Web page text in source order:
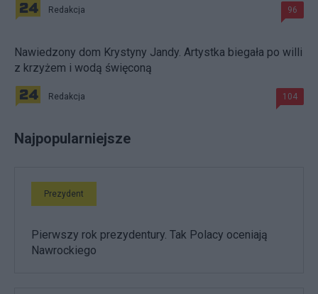
Redakcja 96
Nawiedzony dom Krystyny Jandy. Artystka biegała po willi
z krzyżem i wodą święconą
Redakcja 104
Najpopularniejsze
Prezydent
Pierwszy rok prezydentury. Tak Polacy oceniają
Nawrockiego